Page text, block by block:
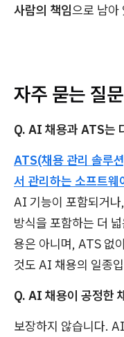
사람의 책임으로 남아
자주 묻는 질
Q. AI 채용과 ATS는
ATS(채용 관리 솔루
서 관리하는 소프트웨
AI 기능이 포함되거
방식을 포함하는 더
용은 아니며, ATS 없
것도 AI 채용의 일종
Q. AI 채용이 공정한
보장하지 않습니다.